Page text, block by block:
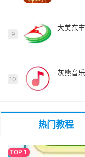
9
大美东
10
灰熊音
热门教程